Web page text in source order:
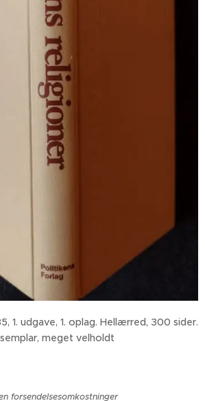
1. udgave, 1. oplag. Hellærred, 300 sider.
meget velholdt
forsendelsesomkostninger